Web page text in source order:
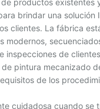
productos existentes
brindar una solución
clientes. La fábrica
modernos,
inspecciones de
pintura mecanizado
de los
cuidadosa cuando se